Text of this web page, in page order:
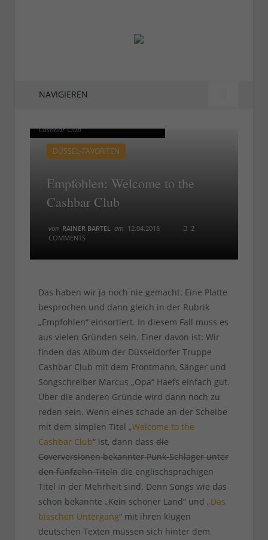
NAVIGIEREN
Cashbar Club
DÜSSEL-FAVORITEN
Empfohlen: Welcome to the
Cashbar Club
von RAINER BARTEL am 12.04.2018
2
COMMENTS
Cashbar Club
Das haben wir ja noch nie gemacht: Eine Platte
besprochen und dann gleich in der Rubrik
„Empfohlen“ einsortiert. In diesem Fall muss es
aus vielen Gründen sein. Einer davon ist: Wir
finden das Album der Düsseldorfer Truppe
Cashbar Club mit dem Frontmann, Sänger und
Songschreiber Marcus „Opa“ Haefs einfach gut.
Über die anderen Gründe wird dann noch zu
reden sein. Wenn eines schade an der Scheibe
mit dem simplen Titel „Welcome to the
Cashbar Club“ ist, dann dassdie
Coverversionen bekannter Punk-Schlager unter
den fünfzehn Titelndie englischsprachigen
Titel in der Mehrheit sind. Denn Songs wie das
schon bekannte „Kein schöner Land“ und „Das
bisschen Untergang“ mit ihren klugen
deutschen Texten müssen sich hinter dem